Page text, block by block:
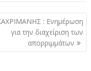
: Ενημέρωση
για την διαχείριση των
απορριμμάτων